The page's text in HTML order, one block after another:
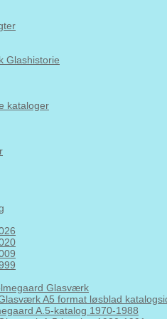
Glashistorie
kataloger
Glasværk
A5 format løsblad
A.5-katalog 1970-1988